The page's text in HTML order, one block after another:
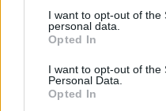
I want to opt-out of the
personal data.
Opted In
I want to opt-out of the
Personal Data.
Opted In
ώστε να
εξογκώματα λόγω
περίπτωση, δεν
γιατί το αποτέλεσμα